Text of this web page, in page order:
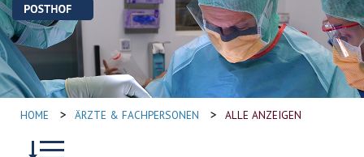
HOME > ÄRZTE & FACHPERSONEN > ALLE ANZEIGEN